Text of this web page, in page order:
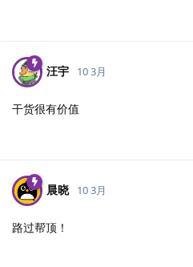
汪宇 10 3月
干货很有价值
晨晓 10 3月
路过帮顶！